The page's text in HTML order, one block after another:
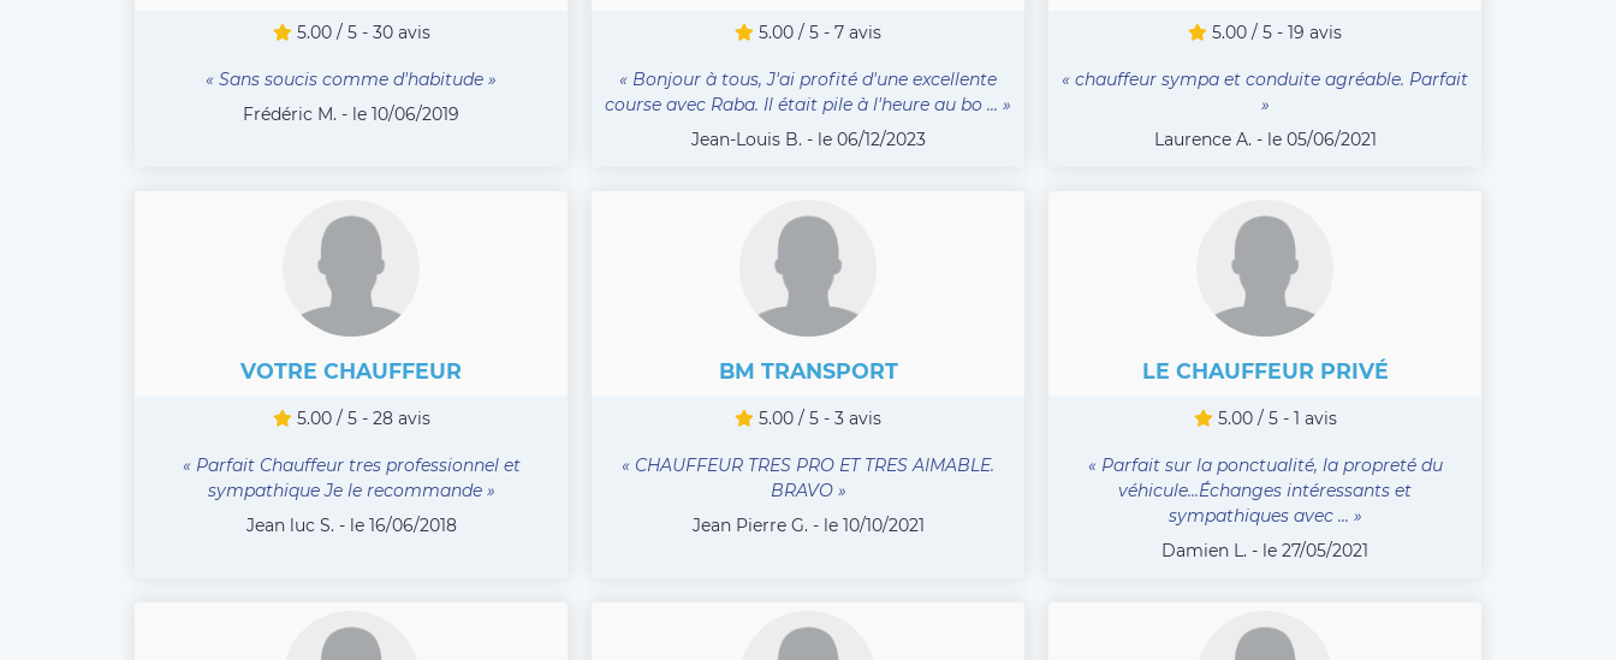
5.00 / 5 - 30 avis
« Sans soucis comme d'habitude »
Frédéric M. - le 10/06/2019
5.00 / 5 - 7 avis
« Bonjour à tous, J'ai profité d'une excellente
course avec Raba. Il était pile à l'heure au bo ... »
Jean-Louis B. - le 06/12/2023
5.00 / 5 - 19 avis
« chauffeur sympa et conduite agréable. Parfait
»
Laurence A. - le 05/06/2021
VOTRE CHAUFFEUR
5.00 / 5 - 28 avis
« Parfait Chauffeur tres professionnel et
sympathique Je le recommande »
Jean luc S. - le 16/06/2018
BM TRANSPORT
5.00 / 5 - 3 avis
« CHAUFFEUR TRES PRO ET TRES AIMABLE.
BRAVO »
Jean Pierre G. - le 10/10/2021
LE CHAUFFEUR PRIVÉ
5.00 / 5 - 1 avis
« Parfait sur la ponctualité, la propreté du
véhicule...Échanges intéressants et
sympathiques avec ... »
Damien L. - le 27/05/2021